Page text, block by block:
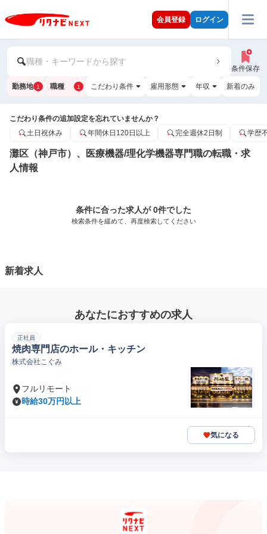
会員登録 ログイン
職種・キーワードから探す
条件保存
勤務地 1 職種 1 こだわり条件 雇用形態 年収 新着のみ
こだわり条件の追加設定を忘れていませんか？
土日祝休み
年間休日120日以上 完全週休2日制 学歴
灘区（神戸市）、医療機器/理化学機器専門職の転職・求
人情報
条件に合った求人が 0件でした
検索条件を緩めて、再度検索してください
新着求人
あなたにおすすめの求人
正社員
焼肉専門店のホール・キッチン
株式会社こぐみ
フルリモート
時給30万円以上
気になる